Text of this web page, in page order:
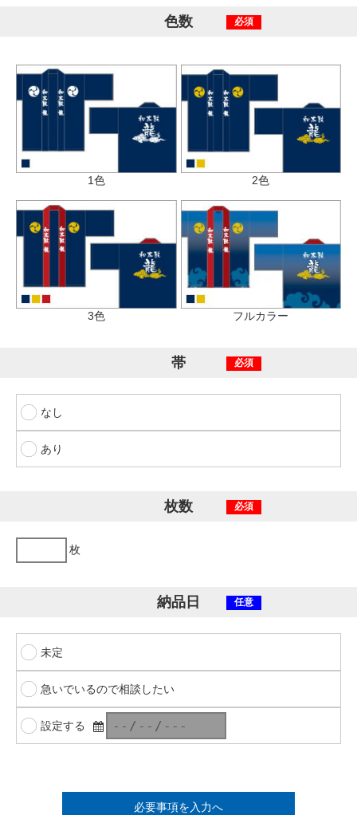
色数 必須
1色 2色
3色 フルカラー
帯 必須
なし
あり
枚数 必須
枚
納品日 任意
未定
急いでいるので相談したい
設定する